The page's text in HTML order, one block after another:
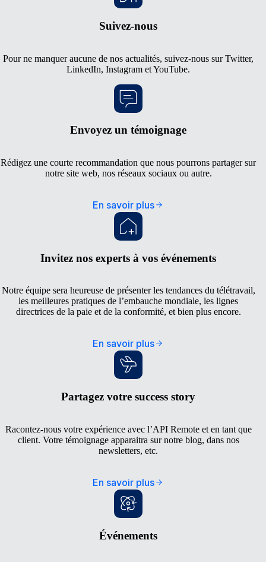
Suivez-nous
Pour ne manquer aucune de nos actualités, suivez-nous surTwitter,
LinkedIn, Instagram etYouTube.
Envoyez un témoignage
Rédigez une courte recommandation que nous pourrons partager sur
notre site web, nos réseaux sociaux ou autre.
En savoir plus
Invitez nos experts à vos événements
Notre équipe sera heureuse de présenter les tendances du télétravail,
les meilleures pratiques de l’embauche mondiale, les lignes
directrices de la paie et de la conformité, et bien plus encore.
En savoir plus
Partagez votre success story
Racontez-nous votre expérience avec l’API Remote et en tant que
client. Votre témoignage apparaitra sur notre blog, dans nos
newsletters, etc.
En savoir plus
Événements